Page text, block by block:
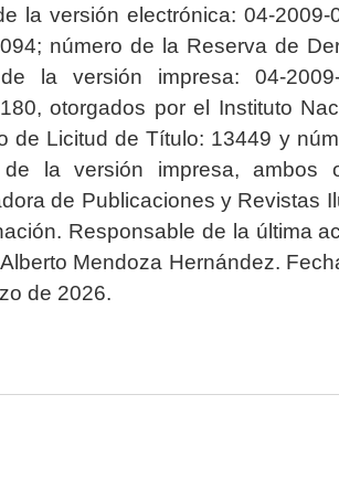
la versión electrónica: 04-2009-
número de la Reserva de
la versión impresa: 04-2009-
otorgados por el Instituto
de Licitud de Título: 13449 y
de la versión impresa, ambos
de Publicaciones y Revistas
Responsable de la última
Mendoza Hernández.
de 2026.